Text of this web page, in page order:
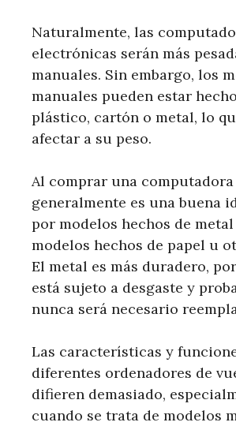
Naturalmente, las
electrónicas serán más
manuales. Sin embargo, los
manuales pueden estar
plástico, cartón o metal, lo
afectar a su peso.
Al comprar una
generalmente es una buena
por modelos hechos de
modelos hechos de papel u
El metal es más duradero,
está sujeto a desgaste y
nunca será necesario
Las características y
diferentes ordenadores de
difieren demasiado,
cuando se trata de modelos